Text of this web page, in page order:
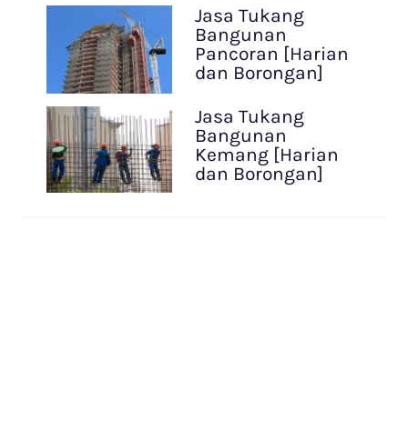
Jasa Tukang
Bangunan
Pancoran [Harian
dan Borongan]
Jasa Tukang
Bangunan
Kemang [Harian
dan Borongan]